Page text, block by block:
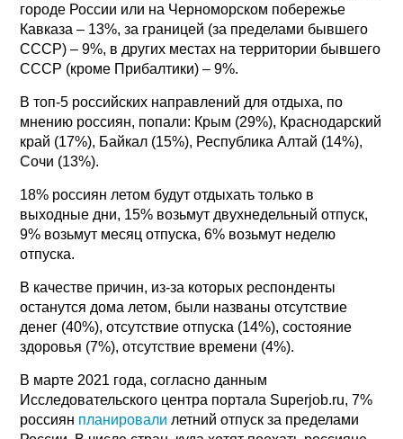
городе России или на Черноморском побережье
Кавказа – 13%, за границей (за пределами бывшего
СССР) – 9%, в других местах на территории бывшего
СССР (кроме Прибалтики) – 9%.
В топ-5 российских направлений для отдыха, по
мнению россиян, попали: Крым (29%), Краснодарский
край (17%), Байкал (15%), Республика Алтай (14%),
Сочи (13%).
18% россиян летом будут отдыхать только в
выходные дни, 15% возьмут двухнедельный отпуск,
9% возьмут месяц отпуска, 6% возьмут неделю
отпуска.
В качестве причин, из-за которых респонденты
останутся дома летом, были названы отсутствие
денег (40%), отсутствие отпуска (14%), состояние
здоровья (7%), отсутствие времени (4%).
В марте 2021 года, согласно данным
Исследовательского центра портала Superjob.ru, 7%
россиян планировали летний отпуск за пределами